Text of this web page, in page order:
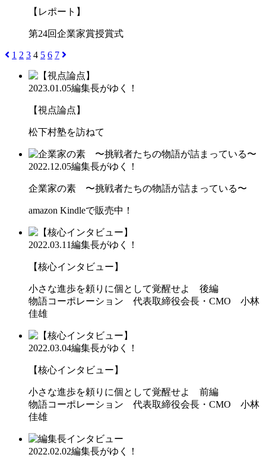
【レポート】
第24回企業家賞授賞式
1 2 3 4 5 6 7
2023.01.05編集長がゆく！
【視点論点】
松下村塾を訪ねて
2022.12.05編集長がゆく！
企業家の素 〜挑戦者たちの物語が詰まっている〜
amazon Kindleで販売中！
2022.03.11編集長がゆく！
【核心インタビュー】
小さな進歩を頼りに個として覚醒せよ 後編
物語コーポレーション 代表取締役会長・CMO 小林
佳雄
2022.03.04編集長がゆく！
【核心インタビュー】
小さな進歩を頼りに個として覚醒せよ 前編
物語コーポレーション 代表取締役会長・CMO 小林
佳雄
2022.02.02編集長がゆく！